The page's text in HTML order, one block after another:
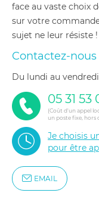
face au vaste choix
sur votre
sujet ne leur résiste !
Contactez-nous
du lundi au
05 31 53
(Coût d'un appel
un poste fixe, hors
Je choisis
pour être
EMAIL